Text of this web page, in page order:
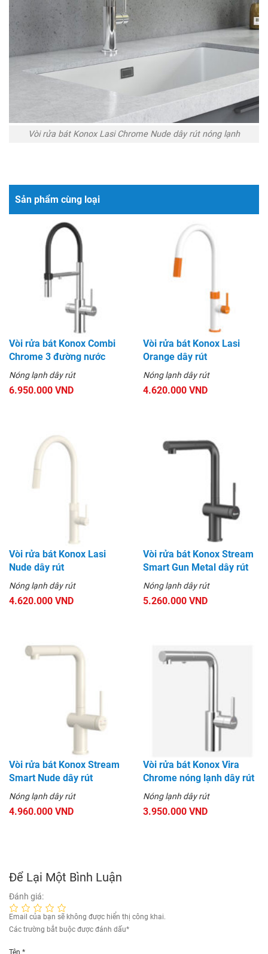
Vòi rửa bát Konox Lasi Chrome Nude dây rút nóng lạnh
Sản phẩm cùng loại
Vòi rửa bát Konox Combi
Chrome 3 đường nước
Nóng lạnh dây rút
6.950.000 VND
Vòi rửa bát Konox Lasi
Orange dây rút
Nóng lạnh dây rút
4.620.000 VND
Vòi rửa bát Konox Lasi
Nude dây rút
Nóng lạnh dây rút
4.620.000 VND
Vòi rửa bát Konox Stream
Smart Gun Metal dây rút
Nóng lạnh dây rút
5.260.000 VND
Vòi rửa bát Konox Stream
Smart Nude dây rút
Nóng lạnh dây rút
4.960.000 VND
Vòi rửa bát Konox Vira
Chrome nóng lạnh dây rút
Nóng lạnh dây rút
3.950.000 VND
Để Lại Một Bình Luận
Đánh giá:
Email của bạn sẽ không được hiển thị công khai.
Các trường bắt buộc được đánh dấu*
Tên *